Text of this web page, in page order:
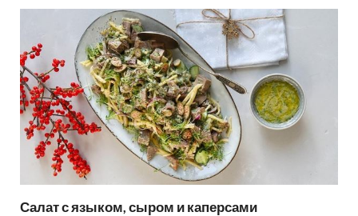
Салат с языком, сыром и каперсами